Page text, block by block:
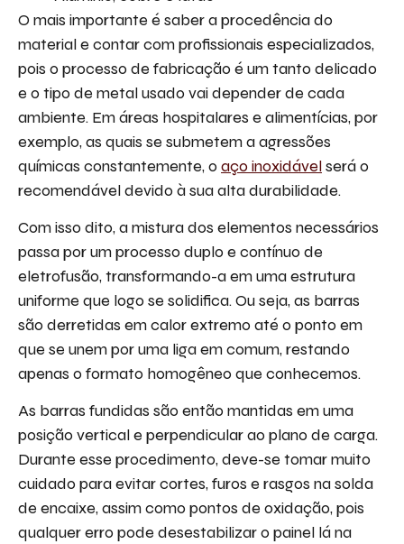
O mais importante é saber a procedência do
material e contar com profissionais especializados,
pois o processo de fabricação é um tanto delicado
e o tipo de metal usado vai depender de cada
ambiente. Em áreas hospitalares e alimentícias, por
exemplo, as quais se submetem a agressões
químicas constantemente, o aço inoxidávelserá o
recomendável devido à sua alta durabilidade.
Com isso dito, a mistura dos elementos necessários
passa por um processo duplo e contínuo de
eletrofusão, transformando-a em uma estrutura
uniforme que logo se solidifica. Ou seja, as barras
são derretidas em calor extremo até o ponto em
que se unem por uma liga em comum, restando
apenas o formato homogêneo que conhecemos.
As barras fundidas são então mantidas em uma
posição vertical e perpendicular ao plano de carga.
Durante esse procedimento, deve-se tomar muito
cuidado para evitar cortes, furos e rasgos na solda
de encaixe, assim como pontos de oxidação, pois
qualquer erro pode desestabilizar o painel lá na